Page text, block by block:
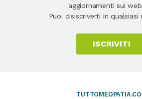
aggiornamenti sui
Puoi disiscriverti in qualsiasi
ISCRIVITI